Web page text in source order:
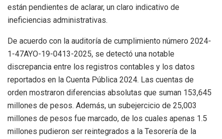
están pendientes de aclarar, un claro indicativo de
ineficiencias administrativas.
De acuerdo con la auditoría de cumplimiento número 2024-
1-47AYO-19-0413-2025, se detectó una notable
discrepancia entre los registros contables y los datos
reportados en la Cuenta Pública 2024. Las cuentas de
orden mostraron diferencias absolutas que suman 153,645
millones de pesos. Además, un subejercicio de 25,003
millones de pesos fue marcado, de los cuales apenas 1.5
millones pudieron ser reintegrados a la Tesorería de la